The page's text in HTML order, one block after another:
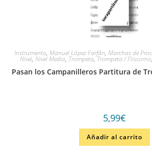
Instrumento, Manuel López Farfán, Marchas de
Nivel, Nivel Medio, Trompeta,Trompeta / Fliscorno,
Pasan los Campanilleros Partitura de
5,99€
Añadir al carrito